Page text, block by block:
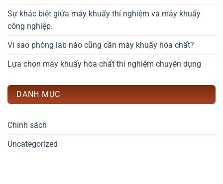
Sự khác biệt giữa máy khuấy thí nghiệm và máy khuấy
công nghiệp.
Vì sao phòng lab nào cũng cần máy khuấy hóa chất?
Lựa chọn máy khuấy hóa chất thí nghiệm chuyên dụng
DANH MỤC
Chính sách
Uncategorized